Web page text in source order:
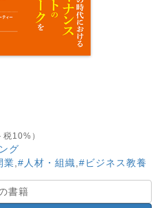
10%）
グ
業 #人材・組織 #ビジネス教養
書籍